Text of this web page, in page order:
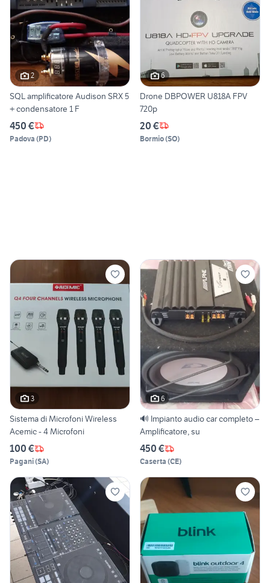
2
SQL amplificatore Audison SRX 5
+ condensatore 1 F
450 €
Padova (PD)
6
Drone DBPOWER U818A FPV
720p
20 €
Bormio(SO)
3
Sistema di Microfoni Wireless
Acemic - 4 Microfoni
100 €
Pagani(SA)
6
🔊 Impianto audio car completo –
Amplificatore, su
450 €
Caserta (CE)